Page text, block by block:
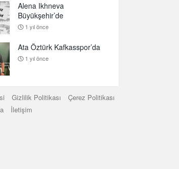
Alena Ikhneva
Büyükşehir’de
1 yıl önce
Ata Öztürk Kafkasspor’da
1 yıl önce
Gizlilik Politikası
Çerez Politikası
İletişim